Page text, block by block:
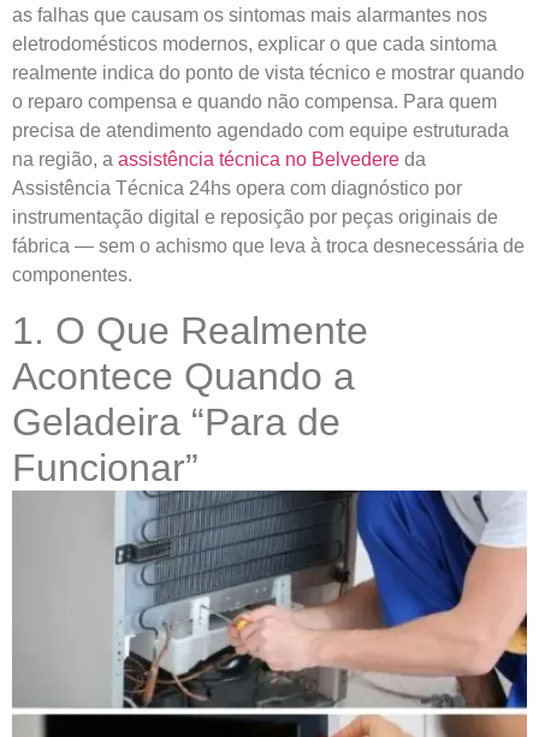
as falhas que causam os sintomas mais alarmantes nos
eletrodomésticos modernos, explicar o que cada sintoma
realmente indica do ponto de vista técnico e mostrar quando
o reparo compensa e quando não compensa. Para quem
precisa de atendimento agendado com equipe estruturada
na região, a assistência técnica no Belvedere da
Assistência Técnica 24hs opera com diagnóstico por
instrumentação digital e reposição por peças originais de
fábrica — sem o achismo que leva à troca desnecessária de
componentes.
1. O Que Realmente
Acontece Quando a
Geladeira “Para de
Funcionar”